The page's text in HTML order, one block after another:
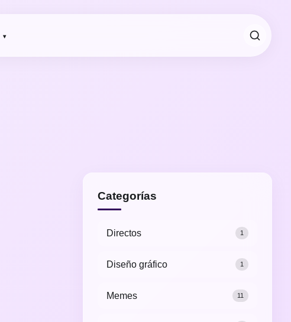
Categorías
Directos 1
Diseño gráfico 1
Memes 11